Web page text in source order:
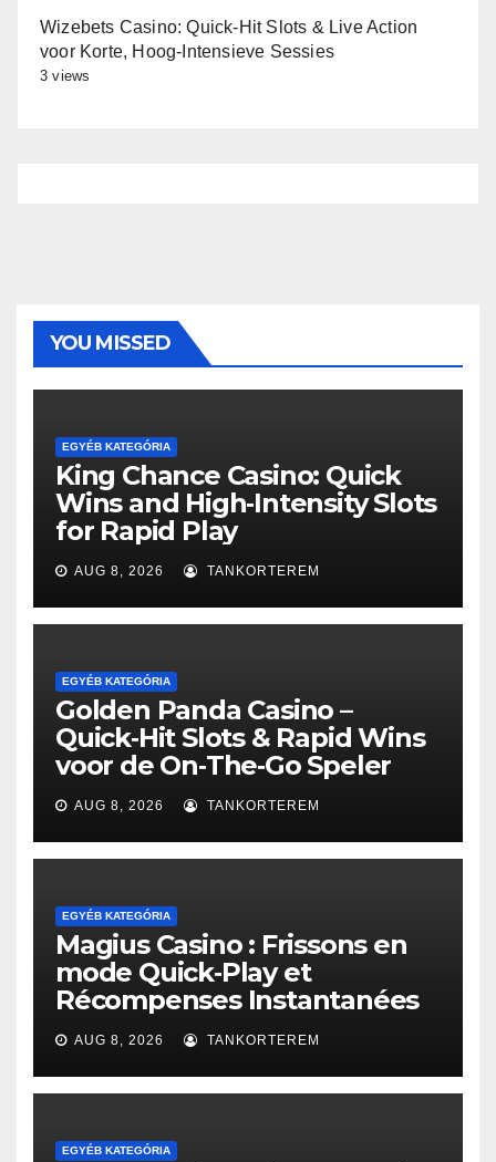
Wizebets Casino: Quick‑Hit Slots & Live Action
voor Korte, Hoog‑Intensieve Sessies
3 views
YOU MISSED
EGYÉB KATEGÓRIA
King Chance Casino: Quick
Wins and High‑Intensity Slots
for Rapid Play
AUG 8, 2026 TANKORTEREM
EGYÉB KATEGÓRIA
Golden Panda Casino –
Quick‑Hit Slots & Rapid Wins
voor de On‑The‑Go Speler
AUG 8, 2026 TANKORTEREM
EGYÉB KATEGÓRIA
Magius Casino : Frissons en
mode Quick‑Play et
Récompenses Instantanées
AUG 8, 2026 TANKORTEREM
EGYÉB KATEGÓRIA